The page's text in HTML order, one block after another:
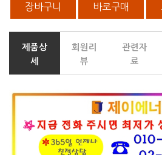
장바구니 바로구매
제품상
세
회원리
뷰
관련자
료